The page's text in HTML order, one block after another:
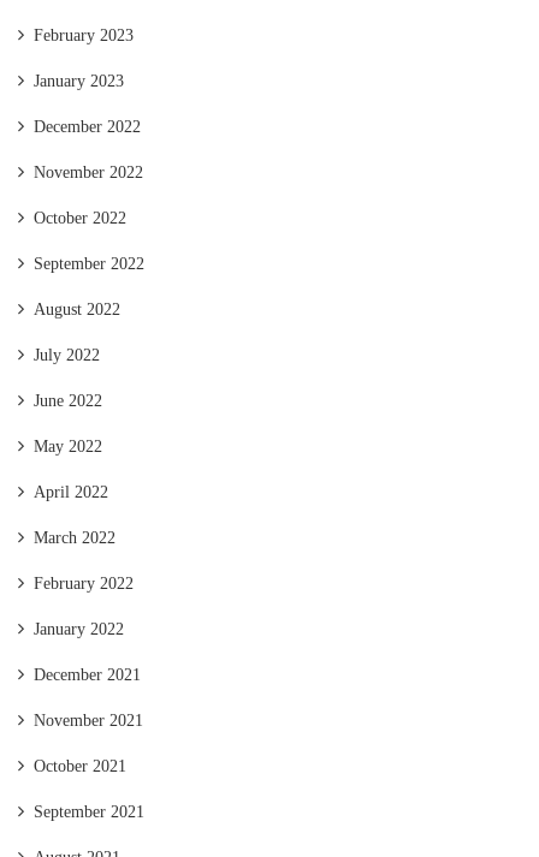
February 2023
January 2023
December 2022
November 2022
October 2022
September 2022
August 2022
July 2022
June 2022
May 2022
April 2022
March 2022
February 2022
January 2022
December 2021
November 2021
October 2021
September 2021